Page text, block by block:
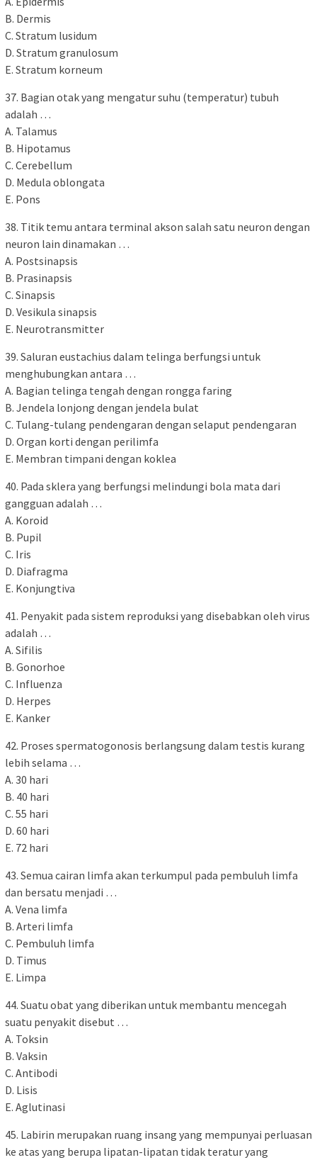
B. Dermis
C. Stratum lusidum
D. Stratum granulosum
E. Stratum korneum
37. Bagian otak yang mengatur suhu (temperatur) tubuh
adalah …
A. Talamus
B. Hipotamus
C. Cerebellum
D. Medula oblongata
E. Pons
38. Titik temu antara terminal akson salah satu neuron dengan
neuron lain dinamakan …
A. Postsinapsis
B. Prasinapsis
C. Sinapsis
D. Vesikula sinapsis
E. Neurotransmitter
39. Saluran eustachius dalam telinga berfungsi untuk
menghubungkan antara …
A. Bagian telinga tengah dengan rongga faring
B. Jendela lonjong dengan jendela bulat
C. Tulang-tulang pendengaran dengan selaput pendengaran
D. Organ korti dengan perilimfa
E. Membran timpani dengan koklea
40. Pada sklera yang berfungsi melindungi bola mata dari
gangguan adalah …
A. Koroid
B. Pupil
C. Iris
D. Diafragma
E. Konjungtiva
41. Penyakit pada sistem reproduksi yang disebabkan oleh virus
adalah …
A. Sifilis
B. Gonorhoe
C. Influenza
D. Herpes
E. Kanker
42. Proses spermatogonosis berlangsung dalam testis kurang
lebih selama …
A. 30 hari
B. 40 hari
C. 55 hari
D. 60 hari
E. 72 hari
43. Semua cairan limfa akan terkumpul pada pembuluh limfa
dan bersatu menjadi …
A. Vena limfa
B. Arteri limfa
C. Pembuluh limfa
D. Timus
E. Limpa
44. Suatu obat yang diberikan untuk membantu mencegah
suatu penyakit disebut …
A. Toksin
B. Vaksin
C. Antibodi
D. Lisis
E. Aglutinasi
45. Labirin merupakan ruang insang yang mempunyai perluasan
ke atas yang berupa lipatan-lipatan tidak teratur yang